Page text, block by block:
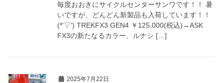
毎度おおきにサイクルセンターサンワです！！ 暑
いですが、どんどん新製品も入荷しています！！
(*’▽’) TREKFX3 GEN4 ￥125,000(税込)→ASK
FX3の新たなるカラー、ルナシ […]
2025年7月22日